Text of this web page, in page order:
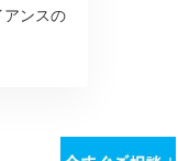
アンスの